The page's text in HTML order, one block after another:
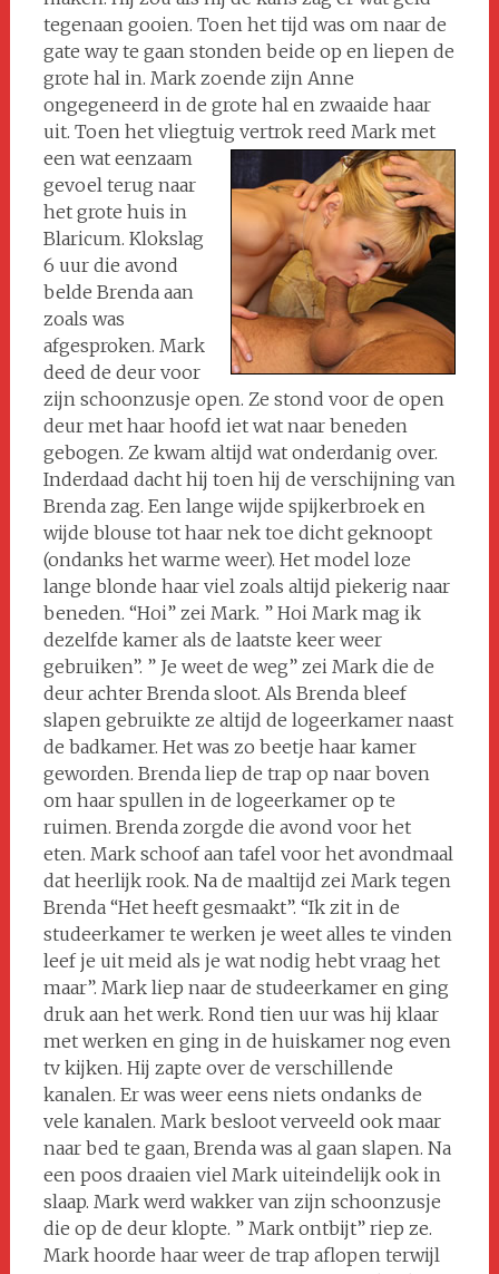
tegenaan gooien. Toen het tijd was om naar de
gate way te gaan stonden beide op en liepen de
grote hal in. Mark zoende zijn Anne
ongegeneerd in de grote hal en zwaaide haar
uit. Toen het vliegtuig vertrok reed Mark met
een wat eenzaam
gevoel terug naar
het grote huis in
Blaricum. Klokslag
6 uur die avond
belde Brenda aan
zoals was
afgesproken. Mark
deed de deur voor
zijn schoonzusje open. Ze stond voor de open
deur met haar hoofd iet wat naar beneden
gebogen. Ze kwam altijd wat onderdanig over.
Inderdaad dacht hij toen hij de verschijning van
Brenda zag. Een lange wijde spijkerbroek en
wijde blouse tot haar nek toe dicht geknoopt
(ondanks het warme weer). Het model loze
lange blonde haar viel zoals altijd piekerig naar
beneden. “Hoi” zei Mark. ” Hoi Mark mag ik
dezelfde kamer als de laatste keer weer
gebruiken”. ” Je weet de weg” zei Mark die de
deur achter Brenda sloot. Als Brenda bleef
slapen gebruikte ze altijd de logeerkamer naast
de badkamer. Het was zo beetje haar kamer
geworden. Brenda liep de trap op naar boven
om haar spullen in de logeerkamer op te
ruimen. Brenda zorgde die avond voor het
eten. Mark schoof aan tafel voor het avondmaal
dat heerlijk rook. Na de maaltijd zei Mark tegen
Brenda “Het heeft gesmaakt”. “Ik zit in de
studeerkamer te werken je weet alles te vinden
leef je uit meid als je wat nodig hebt vraag het
maar”. Mark liep naar de studeerkamer en ging
druk aan het werk. Rond tien uur was hij klaar
met werken en ging in de huiskamer nog even
tv kijken. Hij zapte over de verschillende
kanalen. Er was weer eens niets ondanks de
vele kanalen. Mark besloot verveeld ook maar
naar bed te gaan, Brenda was al gaan slapen. Na
een poos draaien viel Mark uiteindelijk ook in
slaap. Mark werd wakker van zijn schoonzusje
die op de deur klopte. ” Mark ontbijt” riep ze.
Mark hoorde haar weer de trap aflopen terwijl